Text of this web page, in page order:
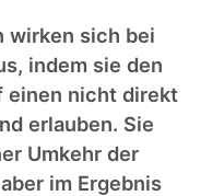
wirken sich bei
indem sie den
einen nicht direkt
erlauben. Sie
Umkehr der
im Ergebnis